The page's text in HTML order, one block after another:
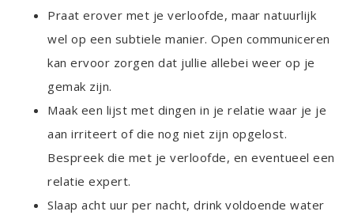
Praat erover met je verloofde, maar natuurlijk
wel op een subtiele manier. Open communiceren
kan ervoor zorgen dat jullie allebei weer op je
gemak zijn.
Maak een lijst met dingen in je relatie waar je je
aan irriteert of die nog niet zijn opgelost.
Bespreek die met je verloofde, en eventueel een
relatie expert.
Slaap acht uur per nacht, drink voldoende water